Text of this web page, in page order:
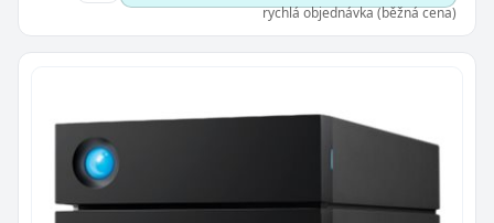
rychlá objednávka (běžná cena)